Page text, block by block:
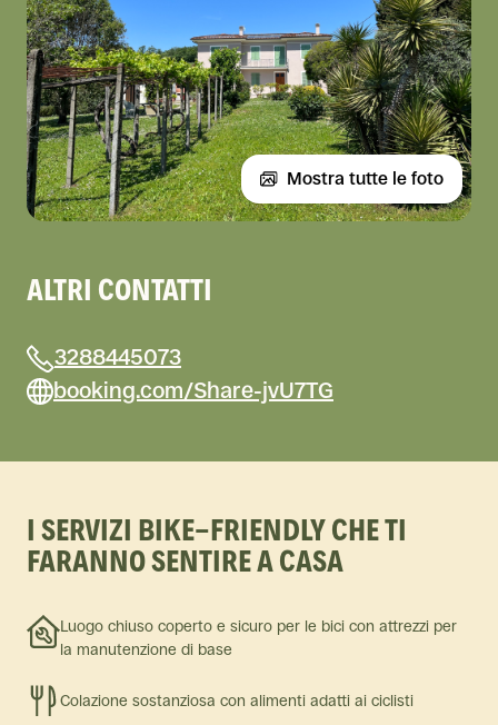
Mostra tutte le foto
ALTRI CONTATTI
3288445073
booking.com/Share-jvU7TG
I SERVIZI BIKE-FRIENDLY CHE TI
FARANNO SENTIRE A CASA
Luogo chiuso coperto e sicuro per le bici con attrezzi per
la manutenzione di base
Colazione sostanziosa con alimenti adatti ai ciclisti